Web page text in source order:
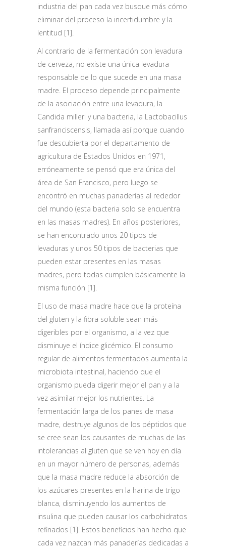
industria del pan cada vez busque más cómo
eliminar del proceso la incertidumbre y la
lentitud [1].
Al contrario de la fermentación con levadura
de cerveza, no existe una única levadura
responsable de lo que sucede en una masa
madre. El proceso depende principalmente
de la asociación entre una levadura, la
Candida milleri y una bacteria, la Lactobacillus
sanfranciscensis, llamada así porque cuando
fue descubierta por el departamento de
agricultura de Estados Unidos en 1971,
erróneamente se pensó que era única del
área de San Francisco, pero luego se
encontró en muchas panaderías al rededor
del mundo (esta bacteria solo se encuentra
en las masas madres). En años posteriores,
se han encontrado unos 20 tipos de
levaduras y unos 50 tipos de bacterias que
pueden estar presentes en las masas
madres, pero todas cumplen básicamente la
misma función [1].
El uso de masa madre hace que la proteína
del gluten y la fibra soluble sean más
digeribles por el organismo, a la vez que
disminuye el índice glicémico. El consumo
regular de alimentos fermentados aumenta la
microbiota intestinal, haciendo que el
organismo pueda digerir mejor el pan y a la
vez asimilar mejor los nutrientes. La
fermentación larga de los panes de masa
madre, destruye algunos de los péptidos que
se cree sean los causantes de muchas de las
intolerancias al gluten que se ven hoy en día
en un mayor número de personas, además
que la masa madre reduce la absorción de
los azúcares presentes en la harina de trigo
blanca, disminuyendo los aumentos de
insulina que pueden causar los carbohidratos
refinados [1]. Estos beneficios han hecho que
cada vez nazcan más panaderías dedicadas a